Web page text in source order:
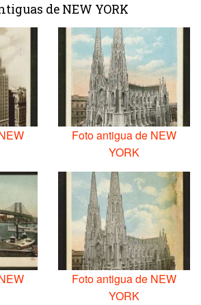
de NEW YORK
Foto antigua de NEW
YORK
Foto antigua de NEW
YORK